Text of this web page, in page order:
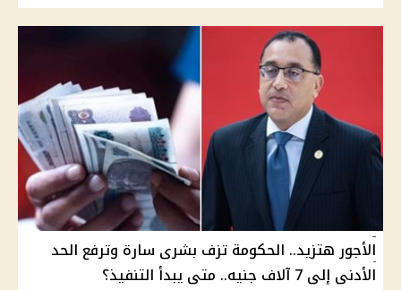
الأجور هتزيد.. الحكومة تزف بشرى سارة وترفع الحد
الأدنى إلى 7 آلاف جنيه.. متى يبدأ التنفيذ؟